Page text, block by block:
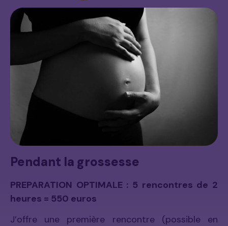
Pendant la grossesse
PREPARATION OPTIMALE : 5 rencontres de 2
heures = 550 euros
J’offre une première rencontre (possible en